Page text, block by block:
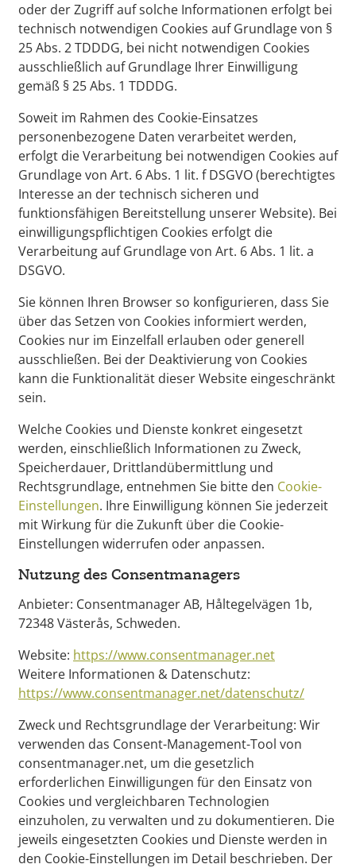
oder der Zugriff auf solche Informationen erfolgt bei
technisch notwendigen Cookies auf Grundlage von §
25 Abs. 2 TDDDG, bei nicht notwendigen Cookies
ausschließlich auf Grundlage Ihrer Einwilligung
gemäß § 25 Abs. 1 TDDDG.
Soweit im Rahmen des Cookie-Einsatzes
personenbezogene Daten verarbeitet werden,
erfolgt die Verarbeitung bei notwendigen Cookies auf
Grundlage von Art. 6 Abs. 1 lit. f DSGVO (berechtigtes
Interesse an der technisch sicheren und
funktionsfähigen Bereitstellung unserer Website). Bei
einwilligungspflichtigen Cookies erfolgt die
Verarbeitung auf Grundlage von Art. 6 Abs. 1 lit. a
DSGVO.
Sie können Ihren Browser so konfigurieren, dass Sie
über das Setzen von Cookies informiert werden,
Cookies nur im Einzelfall erlauben oder generell
ausschließen. Bei der Deaktivierung von Cookies
kann die Funktionalität dieser Website eingeschränkt
sein.
Welche Cookies und Dienste konkret eingesetzt
werden, einschließlich Informationen zu Zweck,
Speicherdauer, Drittlandübermittlung und
Rechtsgrundlage, entnehmen Sie bitte den Cookie-
Einstellungen. Ihre Einwilligung können Sie jederzeit
mit Wirkung für die Zukunft über die Cookie-
Einstellungen widerrufen oder anpassen.
Nutzung des Consentmanagers
Anbieter: Consentmanager AB, Håltegelvägen 1b,
72348 Västerås, Schweden.
Website: https://www.consentmanager.net
Weitere Informationen & Datenschutz:
https://www.consentmanager.net/datenschutz/
Zweck und Rechtsgrundlage der Verarbeitung: Wir
verwenden das Consent-Management-Tool von
consentmanager.net, um die gesetzlich
erforderlichen Einwilligungen für den Einsatz von
Cookies und vergleichbaren Technologien
einzuholen, zu verwalten und zu dokumentieren. Die
jeweils eingesetzten Cookies und Dienste werden in
den Cookie-Einstellungen im Detail beschrieben. Der